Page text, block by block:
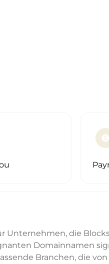
paid
Unternehmen, die
Domainnamen
Branchen, die